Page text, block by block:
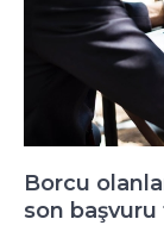
Borcu
son başvuru